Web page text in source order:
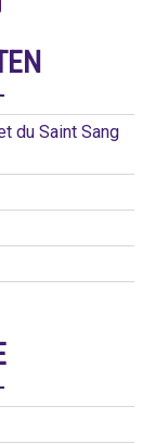
du Saint Sang